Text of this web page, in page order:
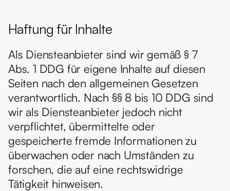
Haftung für Inhalte
Als Diensteanbieter sind wir gemäß § 7
Abs. 1 DDG für eigene Inhalte auf diesen
Seiten nach den allgemeinen Gesetzen
verantwortlich. Nach §§ 8 bis 10 DDG sind
wir als Diensteanbieter jedoch nicht
verpflichtet, übermittelte oder
gespeicherte fremde Informationen zu
überwachen oder nach Umständen zu
forschen, die auf eine rechtswidrige
Tätigkeit hinweisen.